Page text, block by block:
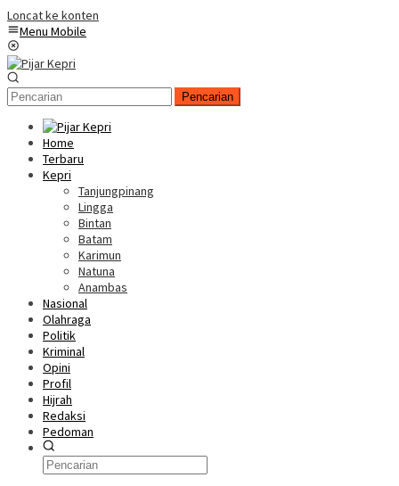
Loncat ke konten
Menu Mobile
Pencarian
Home
Terbaru
Kepri
Tanjungpinang
Lingga
Bintan
Batam
Karimun
Natuna
Anambas
Nasional
Olahraga
Politik
Kriminal
Opini
Profil
Hijrah
Redaksi
Pedoman